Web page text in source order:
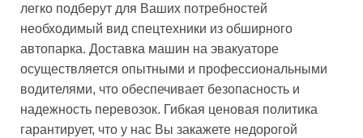
легко подберут для Ваших потребностей
необходимый вид спецтехники из обширного
автопарка. Доставка машин на эвакуаторе
осуществляется опытными и профессиональными
водителями, что обеспечивает безопасность и
надежность перевозок. Гибкая ценовая политика
гарантирует, что у нас Вы закажете недорогой